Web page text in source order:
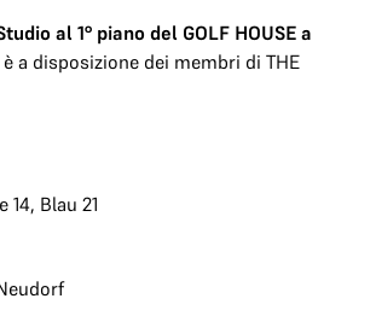
al 1° piano del GOLF HOUSE a
è a disposizione dei membri di THE
14, Blau 21